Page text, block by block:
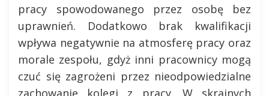
pracy spowodowanego przez osobę bez
uprawnień. Dodatkowo brak kwalifikacji
wpływa negatywnie na atmosferę pracy oraz
morale zespołu, gdyż inni pracownicy mogą
czuć się zagrożeni przez nieodpowiedzialne
zachowanie kolegi z pracy. W skrajnych